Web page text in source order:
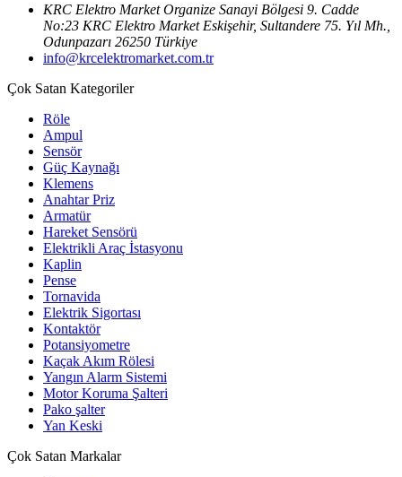
KRC Elektro Market Organize Sanayi Bölgesi 9. Cadde
No:23 KRC Elektro Market Eskişehir, Sultandere 75. Yıl Mh.,
Odunpazarı 26250 Türkiye
info@krcelektromarket.com.tr
Çok Satan Kategoriler
Röle
Ampul
Sensör
Güç Kaynağı
Klemens
Anahtar Priz
Armatür
Hareket Sensörü
Elektrikli Araç İstasyonu
Kaplin
Pense
Tornavida
Elektrik Sigortası
Kontaktör
Potansiyometre
Kaçak Akım Rölesi
Yangın Alarm Sistemi
Motor Koruma Şalteri
Pako şalter
Yan Keski
Çok Satan Markalar